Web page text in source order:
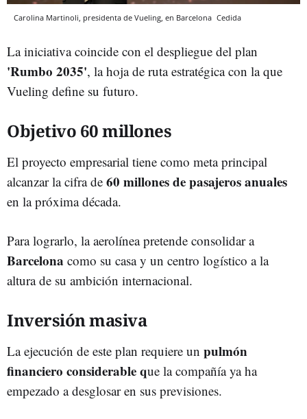
Carolina Martinoli, presidenta de Vueling, en Barcelona Cedida
La iniciativa coincide con el despliegue del plan
'Rumbo 2035', la hoja de ruta estratégica con la que
Vueling define su futuro.
Objetivo 60 millones
El proyecto empresarial tiene como meta principal
alcanzar la cifra de 60 millones de pasajeros anuales
en la próxima década.
Para lograrlo, la aerolínea pretende consolidar a
Barcelona como su casa y un centro logístico a la
altura de su ambición internacional.
Inversión masiva
La ejecución de este plan requiere un pulmón
financiero considerable que la compañía ya ha
empezado a desglosar en sus previsiones.